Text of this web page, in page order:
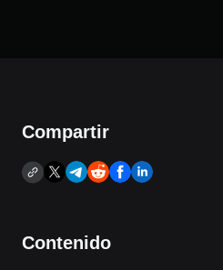
Compartir
Contenido